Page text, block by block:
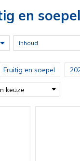
en
inhoud
Fruitig en soepel
keuze